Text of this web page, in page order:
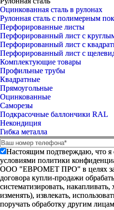
Оцинкованная сталь в рулонах
Рулонная сталь с полимерным
Перфорированные листы
Перфорированный лист с
Перфорированный лист с
Перфорированный лист с
Комплектующие товары
Профильные трубы
Квадратные
Прямоугольные
Оцинкованные
Саморезы
Подкрасочные баллончики RAL
Некондиция
Гибка металла
Настоящим подтверждаю, что я
условиями политики
ООО "ЕВРОМЕТ ПРО" в целях
договора купли-продажи
систематизировать, накапливать,
изменять), извлекать,
поручать обработку другим